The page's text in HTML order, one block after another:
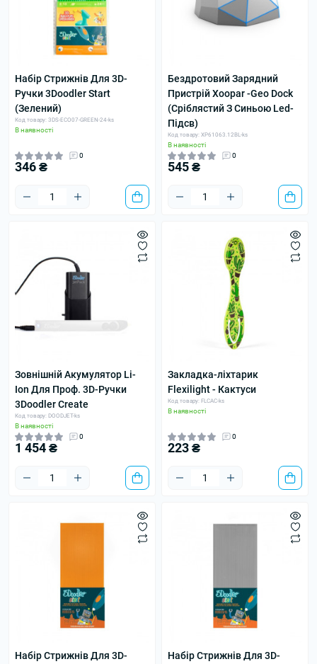
Набір Стрижнів Для 3D-
Ручки 3Doodler Start
(Зелений)
Код товару: 3DS-ECO07-GREEN-24-ks
В наявності
0
346 ₴
Бездротовий Зарядний
Пристрій Xoopar -Geo Dock
(Сріблястий З Синьою Led-
Підсв)
Код товару: XP61063.12BL-ks
В наявності
0
545 ₴
Зовнішній Акумулятор Li-
Ion Для Проф. 3D-Ручки
3Doodler Create
Код товару: DOODJET-ks
В наявності
0
1 454 ₴
Закладка-ліхтарик
Flexilight - Кактуси
Код товару: FLCAC-ks
В наявності
0
223 ₴
Набір Стрижнів Для 3D-
Набір Стрижнів Для 3D-